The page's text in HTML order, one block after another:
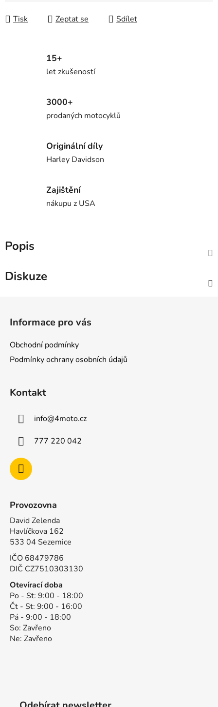
Tisk Zeptat se Sdílet
15+
let zkušeností
3000+
prodaných motocyklů
Originální díly
Harley Davidson
Zajištění
nákupu z USA
Popis
Diskuze
Informace pro vás
Obchodní podmínky
Podmínky ochrany osobních údajů
Kontakt
info@4moto.cz
777 220 042
Provozovna
David Zelenda
Havlíčkova 162
533 04 Sezemice
IČO 68479786
DIČ CZ7510303130
Otevírací doba
Po - St: 9:00 - 18:00
Čt - St: 9:00 - 16:00
Pá - 9:00 - 18:00
So: Zavřeno
Ne: Zavřeno